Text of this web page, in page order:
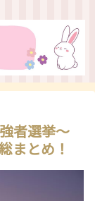
者選挙〜
まとめ！